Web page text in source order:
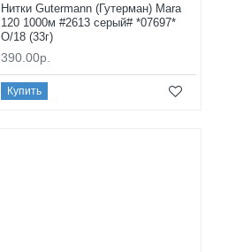
Нитки Gutermann (Гутерман) Mara
120 1000м #2613 серый# *07697*
O/18 (33г)
390.00р.
Купить